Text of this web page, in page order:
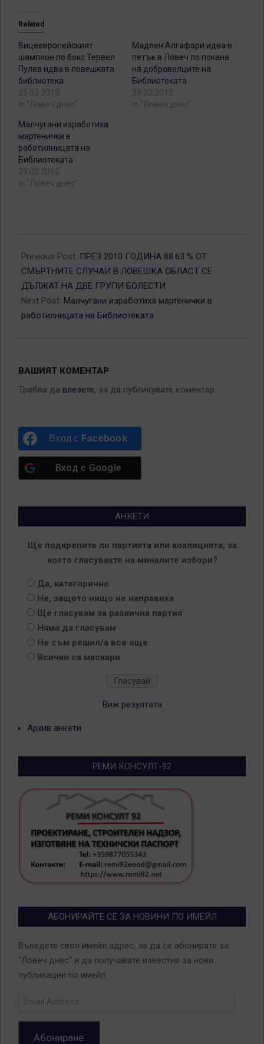
Related
Вицеевропейският
шампион по бокс Тервел
Пулев идва в ловешката
библиотека
25.02.2012
In "Ловеч днес"
Мадлен Алгафари идва в
петък в Ловеч по покана
на доброволците на
Библиотеката
28.02.2012
In "Ловеч днес"
Малчугани изработиха
мартенички в
работилницата на
Библиотеката
29.02.2012
In "Ловеч днес"
02-
29
Previous Post: ПРЕЗ 2010 ГОДИНА 88.63 % ОТ
СМЪРТНИТЕ СЛУЧАИ В ЛОВЕШКА ОБЛАСТ СЕ
ДЪЛЖАТ НА ДВЕ ГРУПИ БОЛЕСТИ
Next Post: Малчугани изработиха мартенички в
работилницата на Библиотеката
ВАШИЯТ КОМЕНТАР
Трябва да влезете, за да публикувате коментар.
Вход с Facebook
Вход с Google
АНКЕТИ
Ще подкрепите ли партията или коалицията, за
която гласувахте на миналите избори?
Да, категорично
Не, защото нищо не направиха
Ще гласувам за различна партия
Няма да гласувам
Не съм решил/а все още
Всички са маскари
Виж резултата
Архив анкети
РЕМИ КОНСУЛТ-92
АБОНИРАЙТЕ СЕ ЗА НОВИНИ ПО ИМЕЙЛ
Въведете своя имейл адрес, за да се абонирате за
"Ловеч днес" и да получавате известия за нови
публикации по имейл.
Абониране